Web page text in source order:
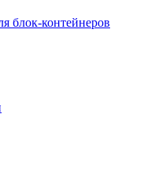
блок-контейнеров